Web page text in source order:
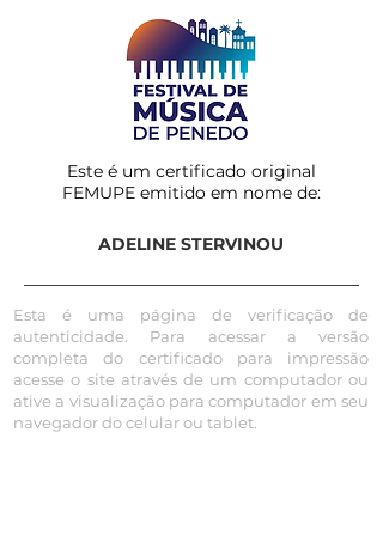
Este é um certificado original
FEMUPE emitido em nome de:
ADELINE STERVINOU
Esta é uma página de verificação de
autenticidade. Para acessar a versão
completa do certificado para impressão
acesse o site através de um computador ou
ative a visualização para computador em seu
navegador do celular ou tablet.